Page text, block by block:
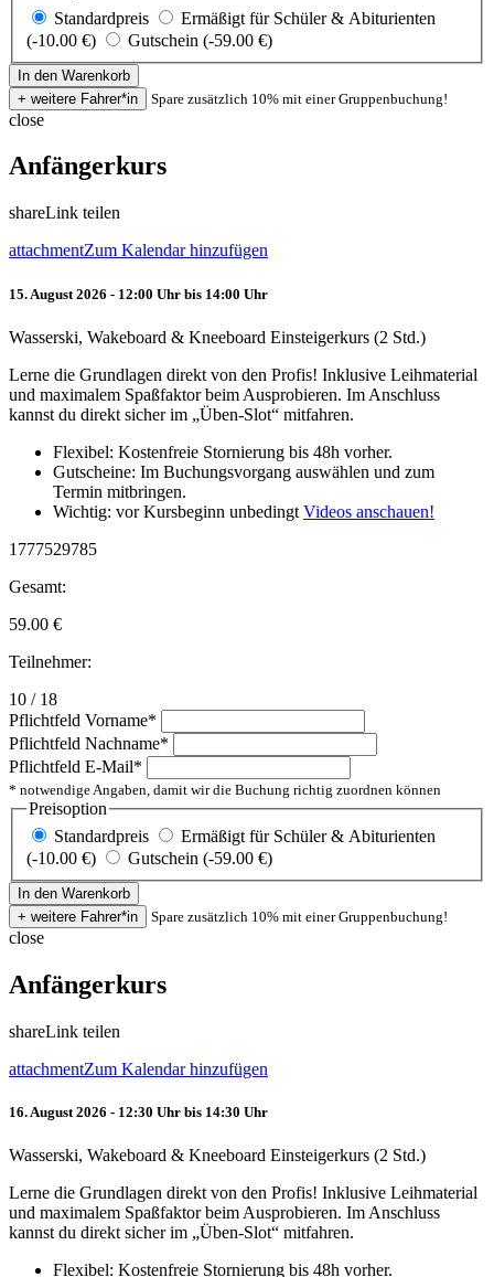
Standardpreis
Ermäßigt für Schüler & Abiturienten
(-10.00 €)
Gutschein (-59.00 €)
Spare zusätzlich 10% mit einer Gruppenbuchung!
close
Anfängerkurs
shareLink teilen
attachmentZum Kalendar hinzufügen
15. August 2026 - 12:00 Uhr bis 14:00 Uhr
Wasserski, Wakeboard & Kneeboard Einsteigerkurs (2 Std.)
Lerne die Grundlagen direkt von den Profis! Inklusive Leihmaterial
und maximalem Spaßfaktor beim Ausprobieren. Im Anschluss
kannst du direkt sicher im „Üben-Slot“ mitfahren.
Flexibel: Kostenfreie Stornierung bis 48h vorher.
Gutscheine: Im Buchungsvorgang auswählen und zum
Termin mitbringen.
Wichtig: vor Kursbeginn unbedingt Videos anschauen!
1777529785
Gesamt:
59.00 €
Teilnehmer:
10 / 18
Pflichtfeld Vorname*
Pflichtfeld Nachname*
Pflichtfeld E-Mail*
* notwendige Angaben, damit wir die Buchung richtig zuordnen können
Preisoption
Standardpreis
Ermäßigt für Schüler & Abiturienten
(-10.00 €)
Gutschein (-59.00 €)
Spare zusätzlich 10% mit einer Gruppenbuchung!
close
Anfängerkurs
shareLink teilen
attachmentZum Kalendar hinzufügen
16. August 2026 - 12:30 Uhr bis 14:30 Uhr
Wasserski, Wakeboard & Kneeboard Einsteigerkurs (2 Std.)
Lerne die Grundlagen direkt von den Profis! Inklusive Leihmaterial
und maximalem Spaßfaktor beim Ausprobieren. Im Anschluss
kannst du direkt sicher im „Üben-Slot“ mitfahren.
Flexibel: Kostenfreie Stornierung bis 48h vorher.